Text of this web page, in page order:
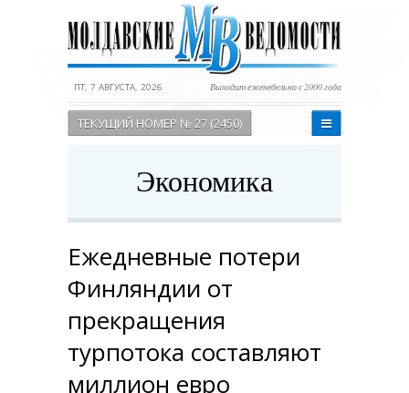
ПТ, 7 АВГУСТА, 2026 Выходит еженедельно с 2000 года
ТЕКУЩИЙ НОМЕР № 27 (2450)
Экономика
Ежедневные потери
Финляндии от
прекращения
турпотока составляют
миллион евро